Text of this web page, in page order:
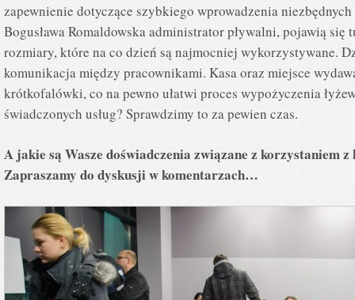
zapewnienie dotyczące szybkiego wprowadzenia
Bogusława Romaldowska administrator pływalni, pojawią
rozmiary, które na co dzień są najmocniej wykorzystywane.
komunikacja między pracownikami. Kasa oraz miejsce
krótkofalówki, co na pewno ułatwi proces wypożyczenia
świadczonych usług? Sprawdzimy to za pewien czas.
A jakie są Wasze doświadczenia związane z korzystaniem
Zapraszamy do dyskusji w komentarzach…